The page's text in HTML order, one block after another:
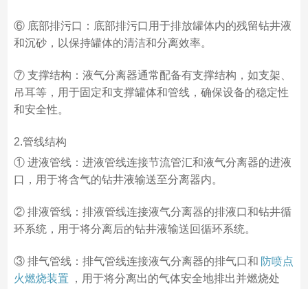
⑥ 底部排污口：底部排污口用于排放罐体内的残留钻井液
和沉砂，以保持罐体的清洁和分离效率。
⑦ 支撑结构：液气分离器通常配备有支撑结构，如支架、
吊耳等，用于固定和支撑罐体和管线，确保设备的稳定性
和安全性。
2.管线结构
① 进液管线：进液管线连接节流管汇和液气分离器的进液
口，用于将含气的钻井液输送至分离器内。
② 排液管线：排液管线连接液气分离器的排液口和钻井循
环系统，用于将分离后的钻井液输送回循环系统。
③ 排气管线：排气管线连接液气分离器的排气口和 防喷点
火燃烧装置
，用于将分离出的气体安全地排出并燃烧处